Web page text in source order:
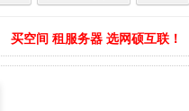
买空间 租服务器 选网硕互联！